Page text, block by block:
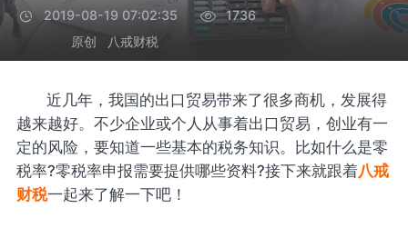
2019-08-19 07:02:35
1736
原创
八戒财税
近几年，我国的出口贸易带来了很多商机，发展得
越来越好。不少企业或个人从事着出口贸易，创业有一
定的风险，要知道一些基本的税务知识。比如什么是零
税率?零税率申报需要提供哪些资料?接下来就跟着八戒
财税一起来了解一下吧！